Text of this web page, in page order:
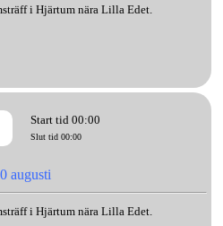
i Hjärtum nära Lilla Edet.
Start tid 00:00
Slut tid 00:00
augusti
i Hjärtum nära Lilla Edet.